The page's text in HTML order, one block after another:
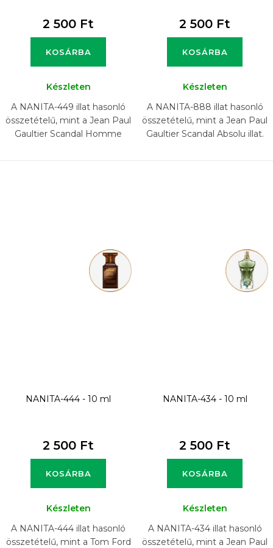
2 500 Ft
KOSÁRBA
Készleten
A NANITA-449 illat hasonló
összetételű, mint a Jean Paul
Gaultier Scandal Homme
2 500 Ft
KOSÁRBA
Készleten
A NANITA-888 illat hasonló
összetételű, mint a Jean Paul
Gaultier Scandal Absolu illat.
NANITA-444 - 10 ml
2 500 Ft
KOSÁRBA
Készleten
A NANITA-444 illat hasonló
összetételű, mint a Tom Ford
NANITA-434 - 10 ml
2 500 Ft
KOSÁRBA
Készleten
A NANITA-434 illat hasonló
összetételű, mint a Jean Paul